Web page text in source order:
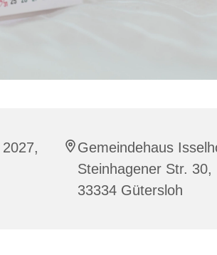
Gemeindehaus
Steinhagener Str. 30,
33334 Gütersloh